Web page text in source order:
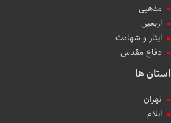
مذهبی
اربعین
ایثار و شهادت
دفاع مقدس
استان ها
تهران
ایلام